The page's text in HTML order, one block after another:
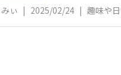
みぃ | 2025/02/24 | 趣味や